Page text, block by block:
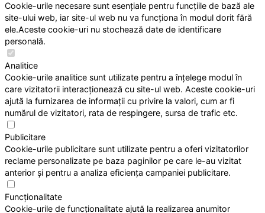
Cookie-urile necesare sunt esențiale pentru funcțiile de bază ale
site-ului web, iar site-ul web nu va funcționa în modul dorit fără
ele.Aceste cookie-uri nu stochează date de identificare
personală.
Analitice
Cookie-urile analitice sunt utilizate pentru a înțelege modul în
care vizitatorii interacționează cu site-ul web. Aceste cookie-uri
ajută la furnizarea de informații cu privire la valori, cum ar fi
numărul de vizitatori, rata de respingere, sursa de trafic etc.
Publicitare
Cookie-urile publicitare sunt utilizate pentru a oferi vizitatorilor
reclame personalizate pe baza paginilor pe care le-au vizitat
anterior și pentru a analiza eficiența campaniei publicitare.
Funcționalitate
Cookie-urile de funcționalitate ajută la realizarea anumitor